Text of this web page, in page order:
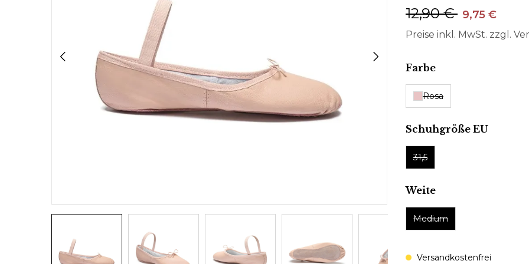
12,90 € 9,75 €
Preise inkl. MwSt. zzgl.
Farbeauswählen
Rosa
Schuhgröße EU
31,5
Weiteauswählen
Medium
Versandkostenfrei